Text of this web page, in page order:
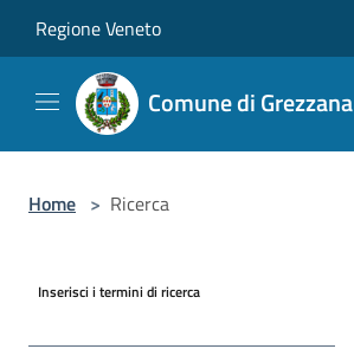
Regione Veneto
Comune di Grezzana
Home > Ricerca
Inserisci i termini di ricerca